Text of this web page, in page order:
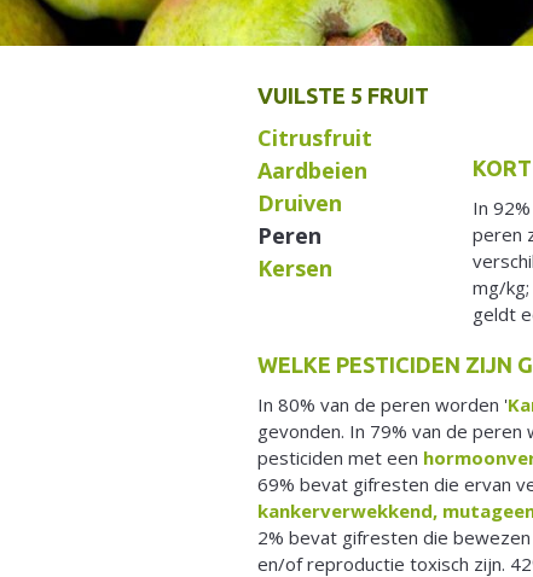
VUILSTE 5 FRUIT
Citrusfruit
Aardbeien
Druiven
Peren
Kersen
In
peren
mg/
geldt
WELKE PESTICIDEN ZIJN
In 80% van de peren worden '
gevonden. In 79% van de peren
pesticiden met een
69% bevat gifresten die ervan
kankerverwekkend,
2% bevat gifresten die
en/of reproductie toxisch zijn.